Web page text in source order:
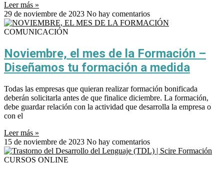
Leer más »
29 de noviembre de 2023 No hay comentarios
COMUNICACIÓN
Noviembre, el mes de la Formación –
Diseñamos tu formación a medida
Todas las empresas que quieran realizar formación bonificada
deberán solicitarla antes de que finalice diciembre. La formación,
debe guardar relación con la actividad que desarrolla la empresa o
con el
Leer más »
15 de noviembre de 2023 No hay comentarios
CURSOS ONLINE